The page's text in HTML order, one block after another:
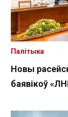
Новы
баявікоў
Палітыка